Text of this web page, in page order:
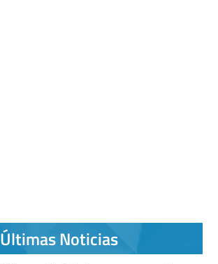
Últimas Noticias